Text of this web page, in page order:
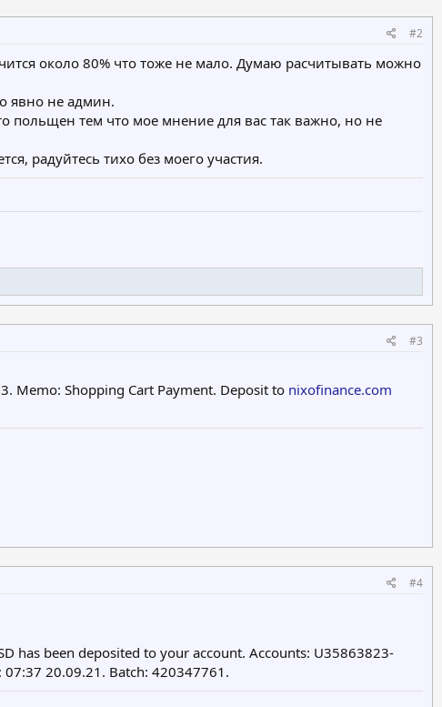
#2
около 80% что тоже не мало. Думаю расчитывать можно
явно не админ.
польщен тем что мое мнение для вас так важно, но не
радуйтесь тихо без моего участия.
#3
Memo: Shopping Cart Payment. Deposit to nixofinance.com
#4
has been deposited to your account. Accounts: U35863823-
20.09.21. Batch: 420347761.